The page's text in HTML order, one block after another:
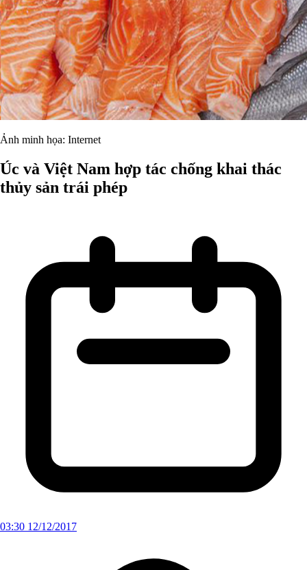
Ảnh minh họa: Internet
Úc và Việt Nam hợp tác chống khai thác
thủy sản trái phép
03:30 12/12/2017